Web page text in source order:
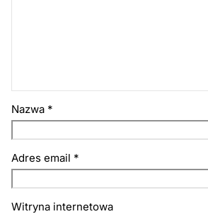
Nazwa *
Adres email *
Witryna internetowa